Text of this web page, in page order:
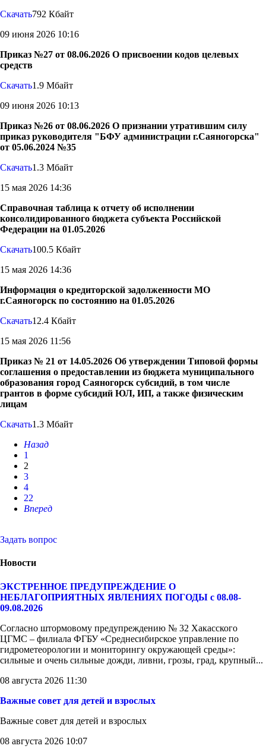
Скачать792 Кбайт
09 июня 2026 10:16
Приказ №27 от 08.06.2026 О присвоении кодов целевых
средств
Скачать1.9 Мбайт
09 июня 2026 10:13
Приказ №26 от 08.06.2026 О признании утратившим силу
приказ руководителя "БФУ администрации г.Саяногорска"
от 05.06.2024 №35
Скачать1.3 Мбайт
15 мая 2026 14:36
Cправочная таблица к отчету об исполнении
консолидированного бюджета субъекта Российской
Федерации на 01.05.2026
Скачать100.5 Кбайт
15 мая 2026 14:36
Информация о кредиторской задолженности МО
г.Саяногорск по состоянию на 01.05.2026
Скачать12.4 Кбайт
15 мая 2026 11:56
Приказ № 21 от 14.05.2026 Об утверждении Типовой формы
соглашения о предоставлении из бюджета муниципального
образования город Саяногорск субсидий, в том числе
грантов в форме субсидий ЮЛ, ИП, а также физическим
лицам
Скачать1.3 Мбайт
Назад
1
2
3
4
22
Вперед
Задать вопрос
Новости
ЭКСТРЕННОЕ ПРЕДУПРЕЖДЕНИЕ О
НЕБЛАГОПРИЯТНЫХ ЯВЛЕНИЯХ ПОГОДЫ с 08.08-
09.08.2026
Согласно штормовому предупреждению № 32 Хакасского
ЦГМС – филиала ФГБУ «Среднесибирское управление по
гидрометеорологии и мониторингу окружающей среды»:
сильные и очень сильные дожди, ливни, грозы, град, крупный...
08 августа 2026 11:30
Важные совет для детей и взрослых
Важные совет для детей и взрослых
08 августа 2026 10:07